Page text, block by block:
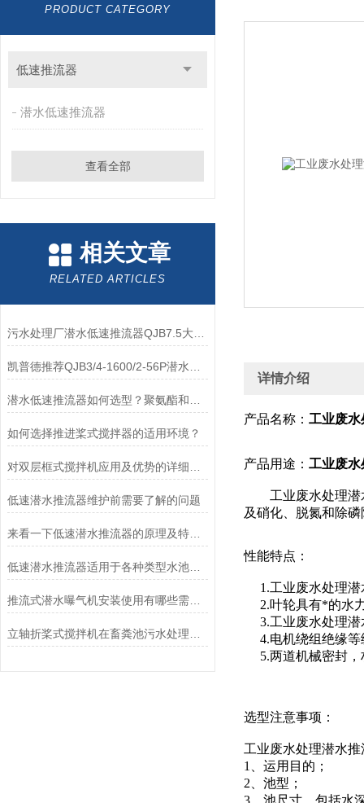
PRODUCT CATEGORY
低速推流器
潜水低速推流器
查看全部
相关文章
RELATED ARTICLES
如何选择推进桨式搅拌器的适用环境？
低速潜水推流器维护前需要了解的问题
来看一下低速潜水推流器的原理及特点是什么吧
低速潜水推流器适用于各种类型水池的表现
推流式潜水曝气机安装使用有哪些需要注意的方面
详情介绍
产品名称： 工业废水
产品用途： 工业废水
工业废水处理潜水
及硝化、脱氮和除
性能特点：
1.工业废水处理潜
2.叶轮具有*的水
3.工业废水处理潜
4.电机绕组绝缘等
5.两道机械密封，
选型注意事项：
工业废水处理潜水
1、运用目的；
2、池型；
3、池尺寸，包括水